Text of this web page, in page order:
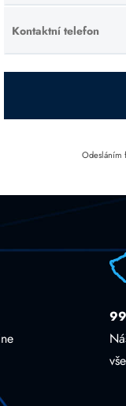
toto pole
prázdné.
Kontaktní telefon
Ponechte
toto pole
prázdné.
Odesláním